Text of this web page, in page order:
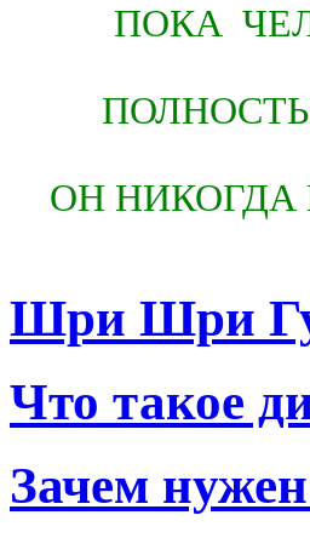
ПОКА
ОН
Шри Шри
Что такое
Зачем